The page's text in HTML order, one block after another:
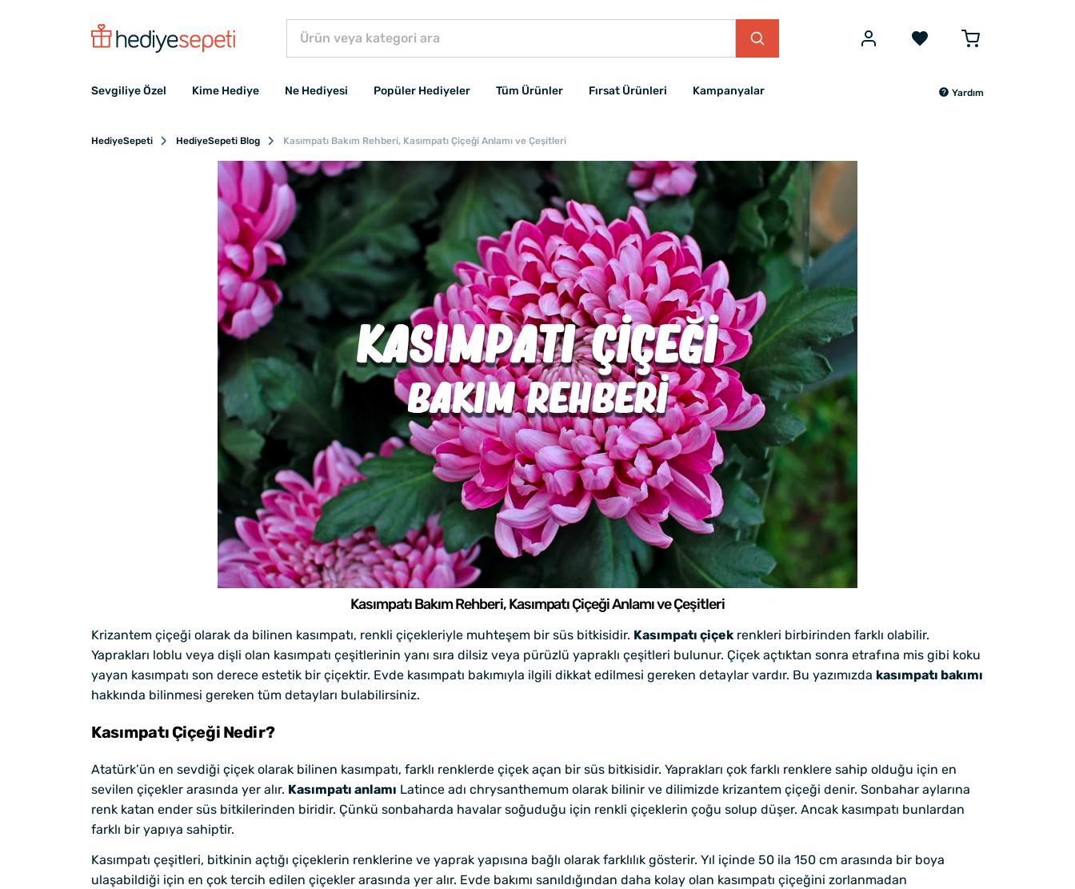
Sevgiliye Özel Kime Hediye Ne Hediyesi Popüler Hediyeler Tüm Ürünler Fırsat Ürünleri Kampanyalar Yardım
HediyeSepeti HediyeSepeti Blog Kasımpatı Bakım Rehberi, Kasımpatı Çiçeği Anlamı ve Çeşitleri
Kasımpatı Bakım Rehberi, Kasımpatı Çiçeği Anlamı ve Çeşitleri
Krizantem çiçeği olarak da bilinen kasımpatı, renkli çiçekleriyle muhteşem bir süs bitkisidir. Kasımpatı çiçekrenkleri birbirinden farklı olabilir.
Yaprakları loblu veya dişli olan kasımpatı çeşitlerinin yanı sıra dilsiz veya pürüzlü yapraklı çeşitleri bulunur. Çiçek açtıktan sonra etrafına mis gibi koku
yayan kasımpatı son derece estetik bir çiçektir. Evde kasımpatı bakımıyla ilgili dikkat edilmesi gereken detaylar vardır. Bu yazımızda kasımpatı bakımı
hakkında bilinmesi gereken tüm detayları bulabilirsiniz.
Kasımpatı Çiçeği Nedir?
Atatürk’ün en sevdiği çiçek olarak bilinen kasımpatı, farklı renklerde çiçek açan bir süs bitkisidir. Yaprakları çok farklı renklere sahip olduğu için en
sevilen çiçekler arasında yer alır. Kasımpatı anlamı Latince adı chrysanthemum olarak bilinir ve dilimizde krizantem çiçeği denir. Sonbahar aylarına
renk katan ender süs bitkilerinden biridir. Çünkü sonbaharda havalar soğuduğu için renkli çiçeklerin çoğu solup düşer. Ancak kasımpatı bunlardan
farklı bir yapıya sahiptir.
Kasımpatı çeşitleri, bitkinin açtığı çiçeklerin renklerine ve yaprak yapısına bağlı olarak farklılık gösterir. Yıl içinde 50 ila 150 cm arasında bir boya
ulaşabildiği için en çok tercih edilen çiçekler arasında yer alır. Evde bakımı sanıldığından daha kolay olan kasımpatı çiçeğini zorlanmadan